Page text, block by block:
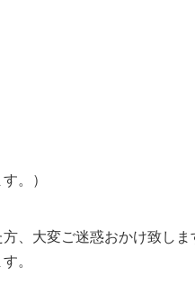
。）
、大変ご迷惑おかけ致しま
。